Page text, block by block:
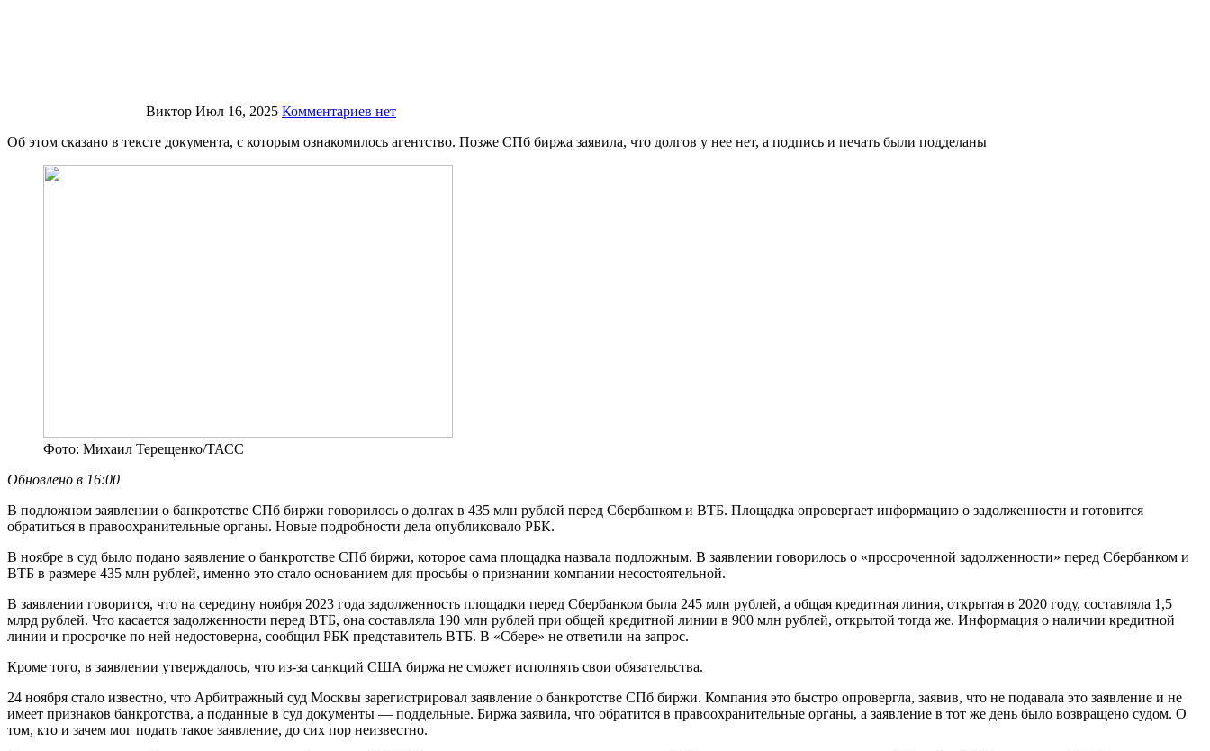
Виктор Июл 16, 2025 Комментариев нет
Об этом сказано в тексте документа, с которым ознакомилось агентство. Позже СПб биржа заявила, что долгов у нее нет, а подпись и печать были подделаны
Фото: Михаил Терещенко/ТАСС
Обновлено в 16:00
В подложном заявлении о банкротстве СПб биржи говорилось о долгах в 435 млн рублей перед Сбербанком и ВТБ. Площадка опровергает информацию о задолженности и готовится
обратиться в правоохранительные органы. Новые подробности дела опубликовало РБК.
В ноябре в суд было подано заявление о банкротстве СПб биржи, которое сама площадка назвала подложным. В заявлении говорилось о «просроченной задолженности» перед Сбербанком и
ВТБ в размере 435 млн рублей, именно это стало основанием для просьбы о признании компании несостоятельной.
В заявлении говорится, что на середину ноября 2023 года задолженность площадки перед Сбербанком была 245 млн рублей, а общая кредитная линия, открытая в 2020 году, составляла 1,5
млрд рублей. Что касается задолженности перед ВТБ, она составляла 190 млн рублей при общей кредитной линии в 900 млн рублей, открытой тогда же. Информация о наличии кредитной
линии и просрочке по ней недостоверна, сообщил РБК представитель ВТБ. В «Сбере» не ответили на запрос.
Кроме того, в заявлении утверждалось, что из-за санкций США биржа не сможет исполнять свои обязательства.
24 ноября стало известно, что Арбитражный суд Москвы зарегистрировал заявление о банкротстве СПб биржи. Компания это быстро опровергла, заявив, что не подавала это заявление и не
имеет признаков банкротства, а поданные в суд документы — поддельные. Биржа заявила, что обратится в правоохранительные органы, а заявление в тот же день было возвращено судом. О
том, кто и зачем мог подать такое заявление, до сих пор неизвестно.